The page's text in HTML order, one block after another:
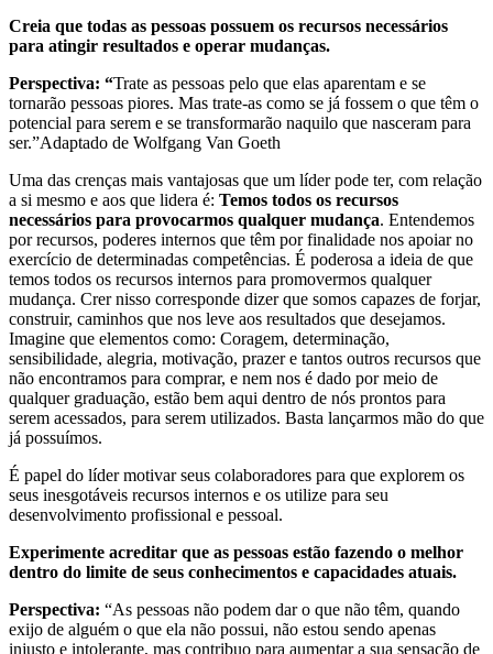
Creia que todas as pessoas possuem os recursos necessários
para atingir resultados e operar mudanças.
Perspectiva: “Trate as pessoas pelo que elas aparentam e se
tornarão pessoas piores. Mas trate-as como se já fossem o que têm o
potencial para serem e se transformarão naquilo que nasceram para
ser.”Adaptado de Wolfgang Van Goeth
Uma das crenças mais vantajosas que um líder pode ter, com relação
a si mesmo e aos que lidera é: Temos todos os recursos
necessários para provocarmos qualquer mudança. Entendemos
por recursos, poderes internos que têm por finalidade nos apoiar no
exercício de determinadas competências. É poderosa a ideia de que
temos todos os recursos internos para promovermos qualquer
mudança. Crer nisso corresponde dizer que somos capazes de forjar,
construir, caminhos que nos leve aos resultados que desejamos.
Imagine que elementos como: Coragem, determinação,
sensibilidade, alegria, motivação, prazer e tantos outros recursos que
não encontramos para comprar, e nem nos é dado por meio de
qualquer graduação, estão bem aqui dentro de nós prontos para
serem acessados, para serem utilizados. Basta lançarmos mão do que
já possuímos.
É papel do líder motivar seus colaboradores para que explorem os
seus inesgotáveis recursos internos e os utilize para seu
desenvolvimento profissional e pessoal.
Experimente acreditar que as pessoas estão fazendo o melhor
dentro do limite de seus conhecimentos e capacidades atuais.
Perspectiva: “As pessoas não podem dar o que não têm, quando
exijo de alguém o que ela não possui, não estou sendo apenas
injusto e intolerante, mas contribuo para aumentar a sua sensação de